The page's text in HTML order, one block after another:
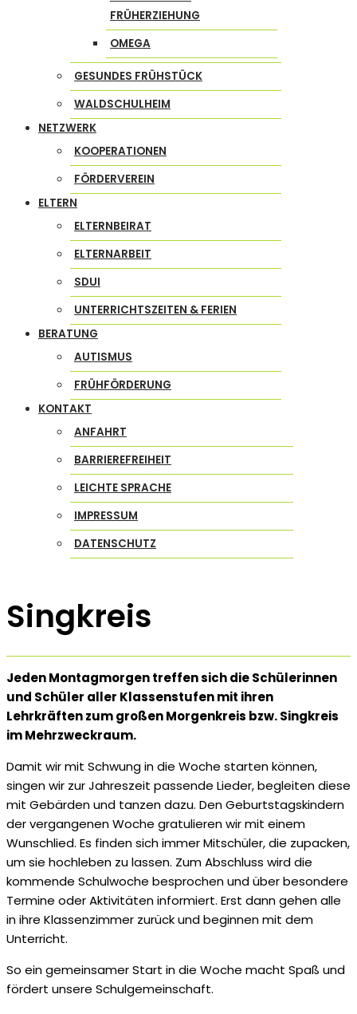
FRÜHERZIEHUNG
OMEGA
GESUNDES FRÜHSTÜCK
WALDSCHULHEIM
NETZWERK
KOOPERATIONEN
FÖRDERVEREIN
ELTERN
ELTERNBEIRAT
ELTERNARBEIT
SDUI
UNTERRICHTSZEITEN & FERIEN
BERATUNG
AUTISMUS
FRÜHFÖRDERUNG
KONTAKT
ANFAHRT
BARRIEREFREIHEIT
LEICHTE SPRACHE
IMPRESSUM
DATENSCHUTZ
Singkreis
Jeden Montagmorgen treffen sich die Schülerinnen
und Schüler aller Klassenstufen mit ihren
Lehrkräften zum großen Morgenkreis bzw. Singkreis
im Mehrzweckraum.
Damit wir mit Schwung in die Woche starten können,
singen wir zur Jahreszeit passende Lieder, begleiten diese
mit Gebärden und tanzen dazu. Den Geburtstagskindern
der vergangenen Woche gratulieren wir mit einem
Wunschlied. Es finden sich immer Mitschüler, die zupacken,
um sie hochleben zu lassen. Zum Abschluss wird die
kommende Schulwoche besprochen und über besondere
Termine oder Aktivitäten informiert. Erst dann gehen alle
in ihre Klassenzimmer zurück und beginnen mit dem
Unterricht.
So ein gemeinsamer Start in die Woche macht Spaß und
fördert unsere Schulgemeinschaft.